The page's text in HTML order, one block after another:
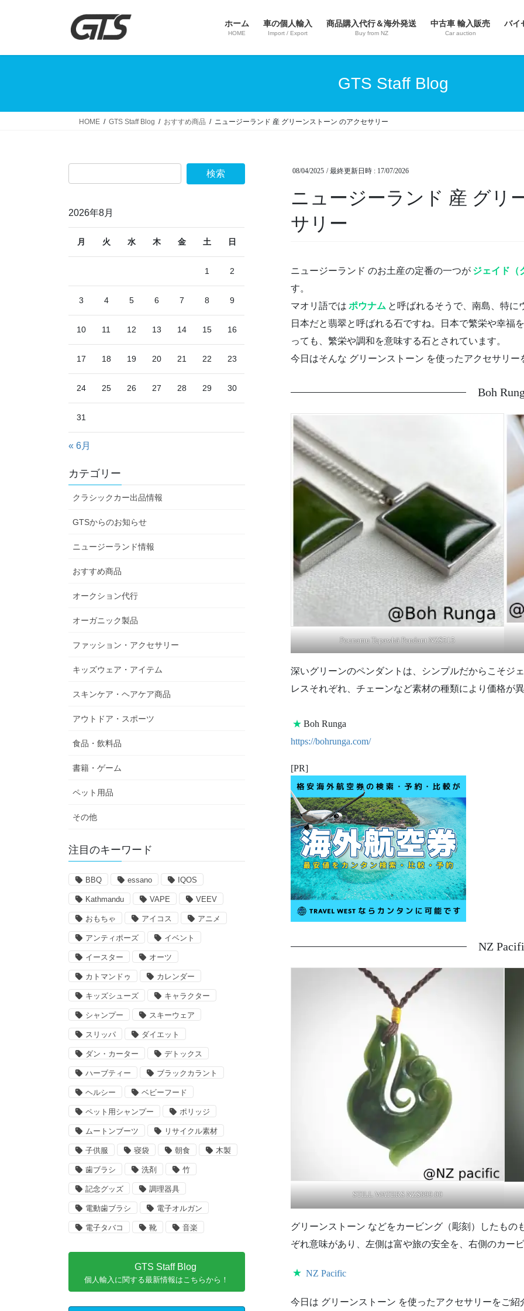
ホーム
HOME
車の個人輸入
Import / Export
商品購入代行＆海外発送
Buy from NZ
中古車 輸入販売
Car auction
バイ
GTS Staff Blog
HOME GTS Staff Blog おすすめ商品 ニュージーランド 産 グリーンストーン のアクセサリー
08/04/2025 / 最終更新日時 : 17/07/2026
ニュージーランド 産 グリ
サリー
ニュージーランド のお土産の定番の一つが ジェイド（
す。
マオリ語では ポウナム と呼ばれるそうで、南島、特
日本だと翡翠と呼ばれる石ですね。日本で繁栄や幸福
っても、繁栄や調和を意味する石とされています。
今日はそんな グリーンストーン を使ったアクセサリー
Boh
Pounamu Tapawhā Pendant NZ$515
深いグリーンのペンダントは、シンプルだからこそジ
レスそれぞれ、チェーンなど素材の種類により価格が
★ Boh Runga
https://bohrunga.com/
[PR]
NZ
STILL WATERS NZ$899.00
グリーンストーン などをカービング（彫刻）したも
ぞれ意味があり、左側は富や旅の安全を、右側のカー
★ NZ Pacific
今日は グリーンストーン を使ったアクセサリーをご紹
2026年8月
月 火 水 木 金 土 日
1 2
3 4 5 6 7 8 9
10 11 12 13 14 15 16
17 18 19 20 21 22 23
24 25 26 27 28 29 30
31
« 6月
カテゴリー
クラシックカー出品情報
GTSからのお知らせ
ニュージーランド情報
おすすめ商品
オークション代行
オーガニック製品
ファッション・アクセサリー
キッズウェア・アイテム
スキンケア・ヘアケア商品
アウトドア・スポーツ
食品・飲料品
書籍・ゲーム
ペット用品
その他
注目のキーワード
BBQ essano IQOS
Kathmandu VAPE VEEV
おもちゃ アイコス アニメ
アンティポーズ イベント
イースター オーツ
カトマンドゥ カレンダー
キッズシューズ キャラクター
シャンプー スキーウェア
スリッパ ダイエット
ダン・カーター デトックス
ハーブティー ブラックカラント
ヘルシー ベビーフード
ペット用シャンプー ポリッジ
ムートンブーツ リサイクル素材
子供服 寝袋 朝食 木製
歯ブラシ 洗剤 竹
記念グッズ 調理器具
電動歯ブラシ 電子オルガン
電子タバコ 靴 音楽
GTS Staff Blog
個人輸入に関する最新情報はこちらから！